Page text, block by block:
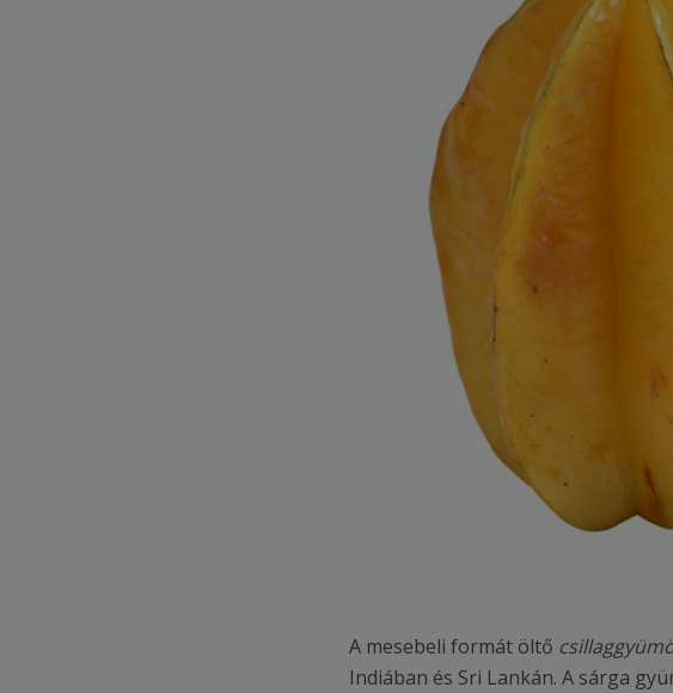
A mesebeli formát öltő
Indiában és Sri Lankán. A sárga